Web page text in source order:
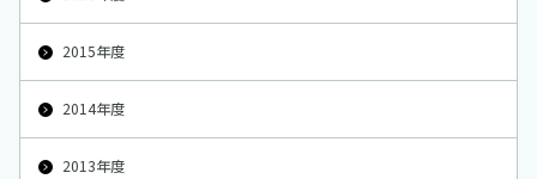
2015年度
2014年度
2013年度